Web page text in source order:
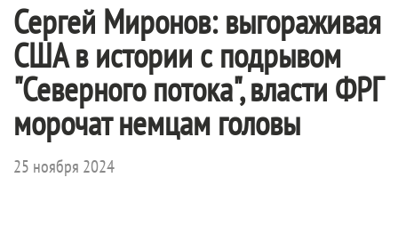
Сергей Миронов: выгораживая
США в истории с подрывом
"Северного потока", власти ФРГ
морочат немцам головы
25 ноября 2024